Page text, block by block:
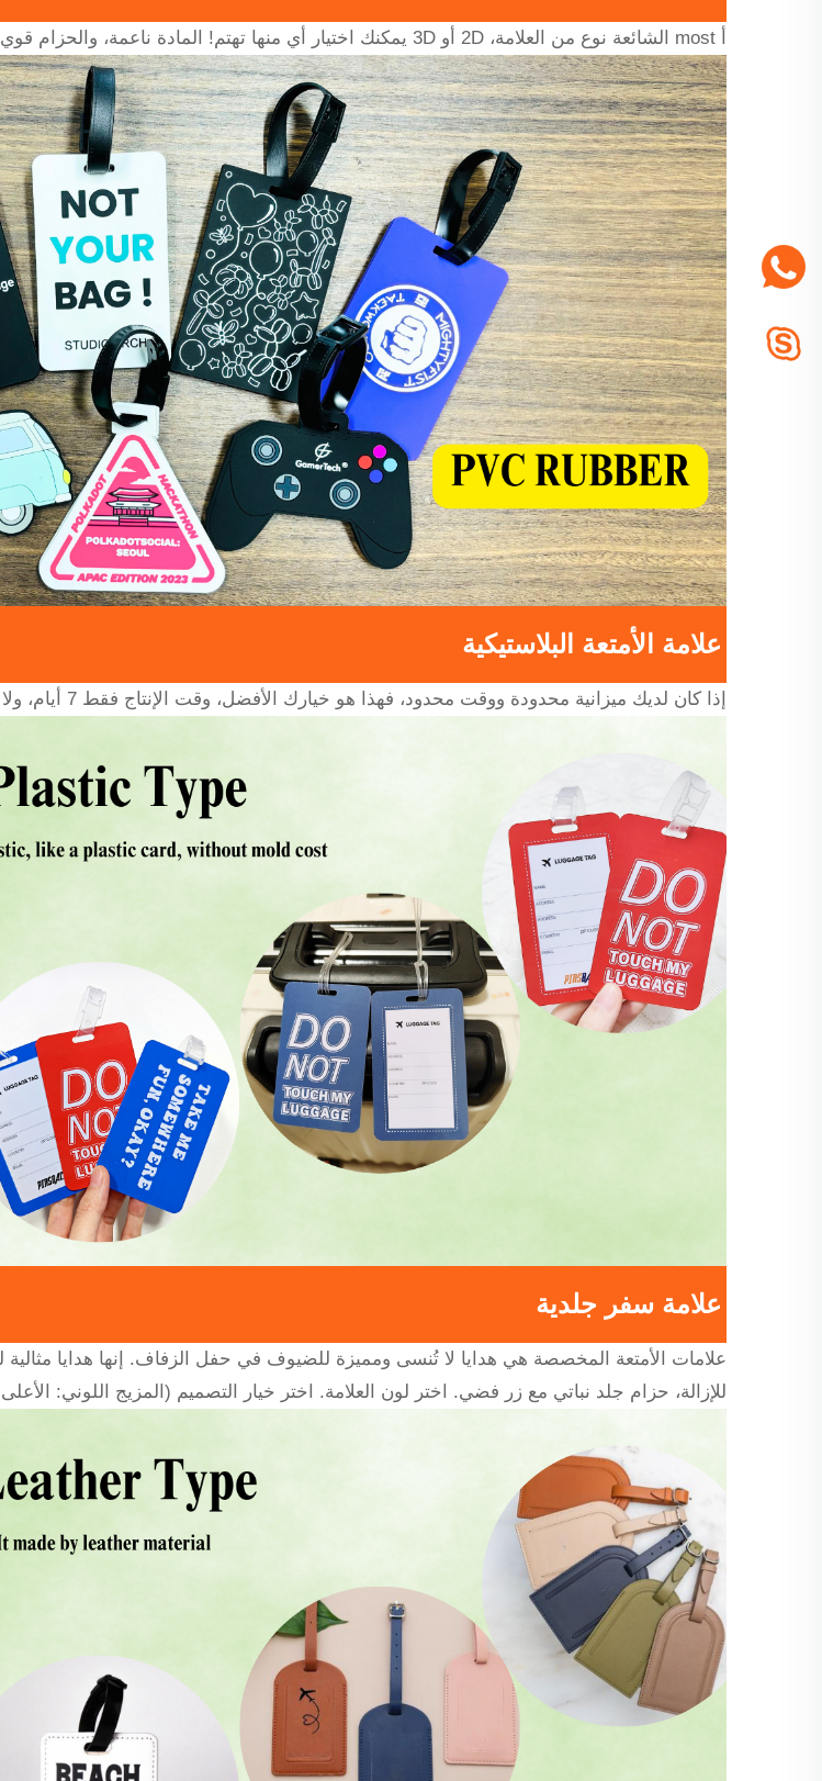
علامة الأمتعة البلاستيكية
إذا كان لديك ميزانية محدودة ووقت محدود، فهذا هو خيارك الأفضل، وقت الإنتاج فقط 7 أيام، ولا يوجد رسوم قوالب!
علامة سفر جلدية
علامات الأمتعة المخصصة هي هدايا لا تُنسى ومميزة للضيوف في حفل الزفاف. إنها هدايا
للإزالة، حزام جلد نباتي مع زر فضي. اختر لون العلامة. اختر خيار التصميم (المزيج اللوني: